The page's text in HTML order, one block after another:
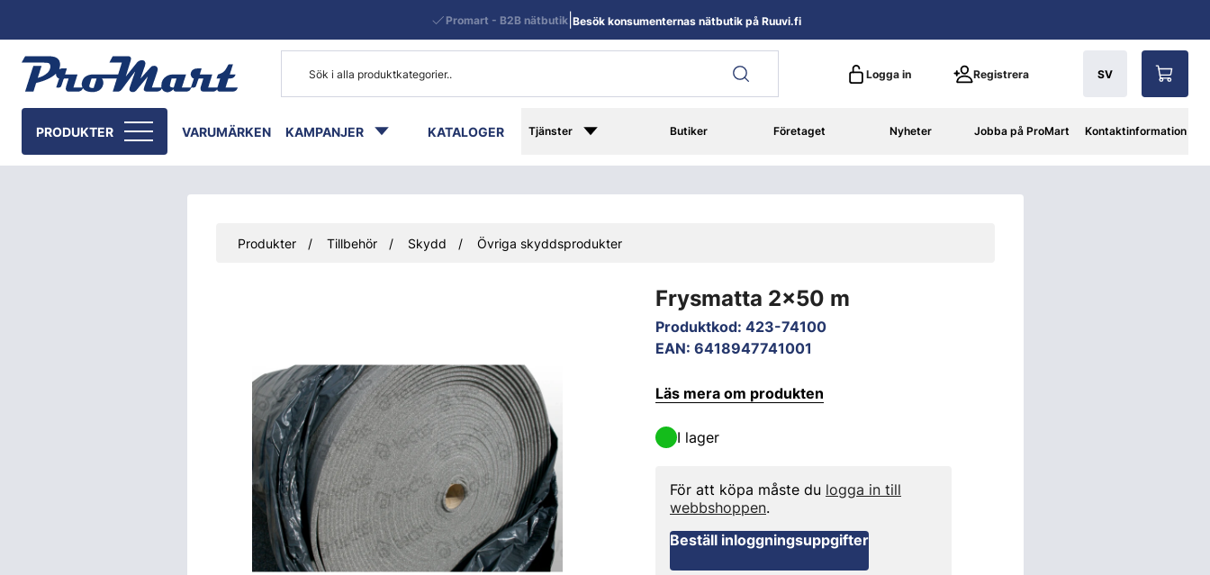
Logga in Registrera SV
PRODUKTER VARUMÄRKEN KAMPANJER KATALOGER Tjänster Butiker Företaget Nyheter Jobba på ProMart Kontaktinformation
Promart - B2B nätbutik Besök konsumenternas nätbutik på Ruuvi.fi
Produkter Tillbehör Skydd Övriga skyddsprodukter
Frysmatta 2x50 m
Produktkod: 423-74100
EAN: 6418947741001
Läs mera om produkten
I lager
För att köpa måste du logga in till
webbshoppen.
Beställ inloggningsuppgifter